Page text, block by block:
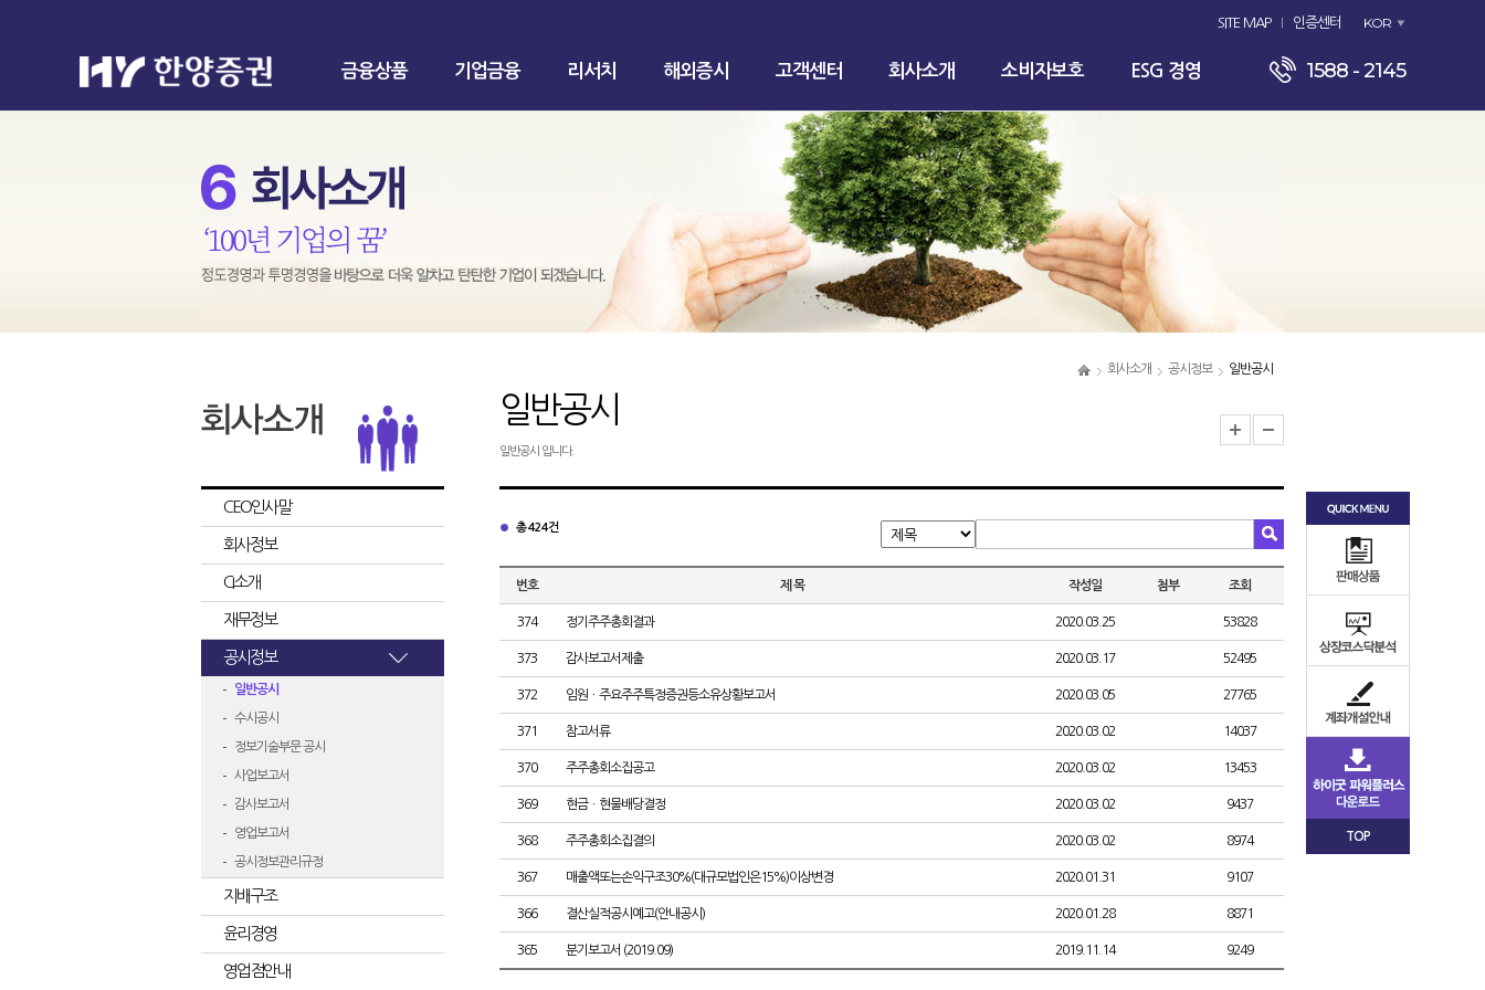
SITE MAP 인증센터 KOR
금융상품 기업금융 리서치 해외증시 고객센터 회사소개 소비자보호 ESG 경영 1588 - 2145
회사소개 공시정보 일반공시
CEO인사말
회사정보
CI소개
재무정보
공시정보
일반공시
수시공시
정보기술부문 공시
사업보고서
감사보고서
영업보고서
공시정보관리규정
지배구조
윤리경영
영업점안내
일반공시
일반공시 입니다.
총 424건
번호 제 목 작성일 첨부 조회
374 정기주주총회결과 2020.03.25 53828
373 감사보고서제출 2020.03.17 52495
372 임원ㆍ주요주주특정증권등소유상황보고서 2020.03.05 27765
371 참고서류 2020.03.02 14037
370 주주총회소집공고 2020.03.02 13453
369 현금ㆍ현물배당결정 2020.03.02 9437
368 주주총회소집결의 2020.03.02 8974
367 매출액또는손익구조30%(대규모법인은15%)이상변경 2020.01.31 9107
366 결산실적공시예고(안내공시) 2020.01.28 8871
365 분기보고서 (2019.09) 2019.11.14 9249
TOP